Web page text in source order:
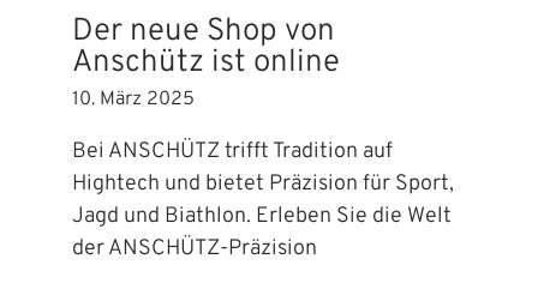
Der neue Shop von
Anschütz ist online
10. März 2025
Bei ANSCHÜTZ trifft Tradition auf
Hightech und bietet Präzision für Sport,
Jagd und Biathlon. Erleben Sie die Welt
der ANSCHÜTZ-Präzision